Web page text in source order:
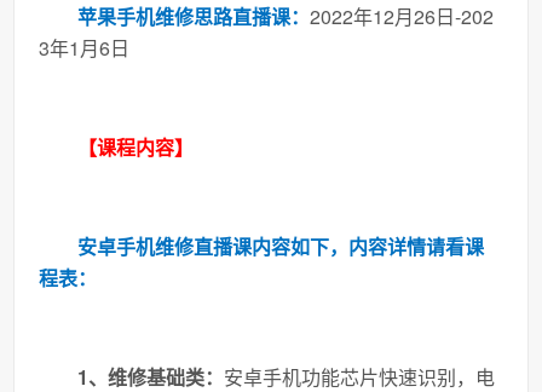
苹果手机维修思路直播课：2022年12月26日-202
3年1月6日
【课程内容】
安卓手机维修直播课内容如下，内容详情请看课
程表：
1、维修基础类： 安卓手机功能芯片快速识别，电